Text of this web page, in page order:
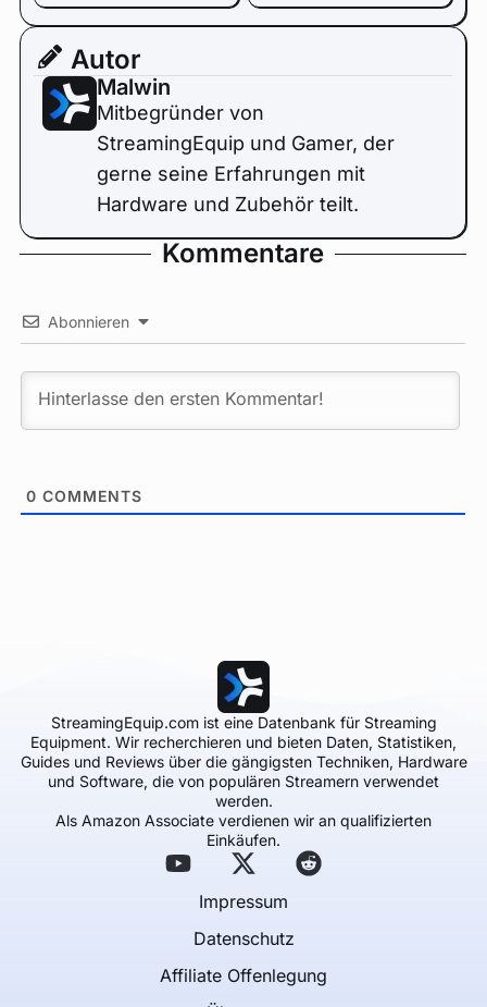
Autor
Malwin
Mitbegründer von
StreamingEquip und Gamer, der
gerne seine Erfahrungen mit
Hardware und Zubehör teilt.
Kommentare
Abonnieren
0 COMMENTS
StreamingEquip.com ist eine Datenbank für Streaming
Equipment. Wir recherchieren und bieten Daten, Statistiken,
Guides und Reviews über die gängigsten Techniken, Hardware
und Software, die von populären Streamern verwendet
werden.
Als Amazon Associate verdienen wir an qualifizierten
Einkäufen.
Impressum
Datenschutz
Affiliate Offenlegung